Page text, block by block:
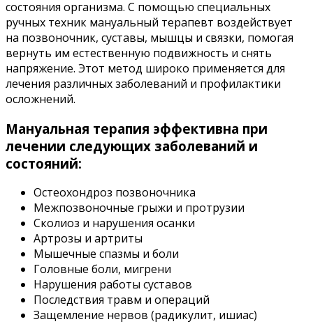
состояния организма. С помощью специальных
ручных техник мануальный терапевт воздействует
на позвоночник, суставы, мышцы и связки, помогая
вернуть им естественную подвижность и снять
напряжение. Этот метод широко применяется для
лечения различных заболеваний и профилактики
осложнений.
Мануальная терапия эффективна при
лечении следующих заболеваний и
состояний:
Остеохондроз позвоночника
Межпозвоночные грыжи и протрузии
Сколиоз и нарушения осанки
Артрозы и артриты
Мышечные спазмы и боли
Головные боли, мигрени
Нарушения работы суставов
Последствия травм и операций
Защемление нервов (радикулит, ишиас)